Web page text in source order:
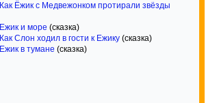
Как Ёжик с Медвежонком протирали звёзды
Ежик и море (сказка)
Как Слон ходил в гости к Ежику (сказка)
Ежик в тумане (сказка)